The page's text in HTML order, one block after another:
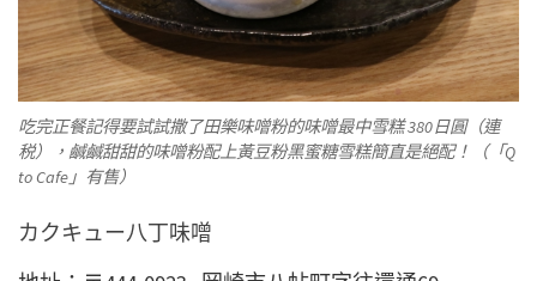
吃完正餐記得要試試撒了田樂味噌粉的味噌最中雪糕 380日圓（連
税），鹹鹹甜甜的味噌粉配上黃豆粉黑蜜糖雪糕簡直是絕配！（「Q
to Cafe」有售）
カクキュー八丁味噌